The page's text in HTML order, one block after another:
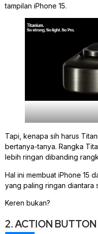
tampilan iPhone 15.
Tapi, kenapa sih harus
bertanya-tanya. Rangka
lebih ringan dibanding
Hal ini membuat iPhone 15
yang paling ringan diantara
Keren bukan?
2. ACTION BUTTON